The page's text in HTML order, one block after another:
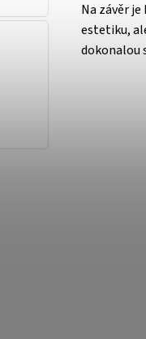
Na závěr
estetiku,
dokonalou